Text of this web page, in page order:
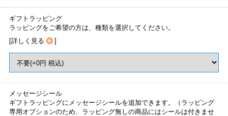
ギフトラッピング
ラッピングをご希望の方は、種類を選択してください。
[詳しく見る ]
メッセージシール
ギフトラッピングにメッセージシールを追加できます。（ラッピング
専用オプションのため、ラッピング無しの商品にはシールは付きませ